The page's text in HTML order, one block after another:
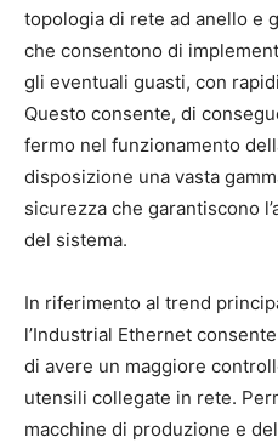
topologia di rete ad anello e
che consentono di
gli eventuali guasti, con
Questo consente, di
fermo nel funzionamento
disposizione una vasta
sicurezza che garantiscono
del sistema.
In riferimento al trend
l’Industrial Ethernet
di avere un maggiore
utensili collegate in rete.
macchine di produzione e